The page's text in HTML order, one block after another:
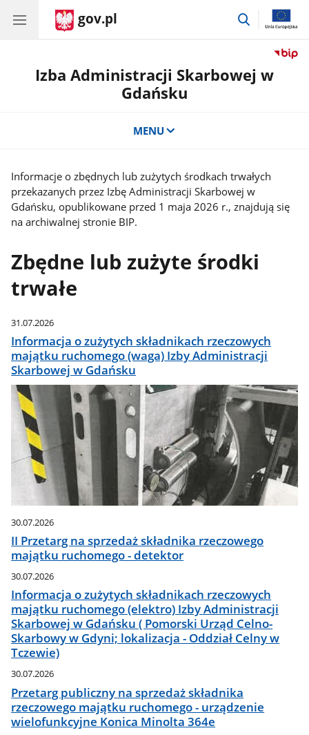
gov.pl
przejdź
Izba Administracji Skarbowej w
Gdańsku
MENU
Informacje o zbędnych lub zużytych środkach trwałych
przekazanych przez Izbę Administracji Skarbowej w
Gdańsku, opublikowane przed 1 maja 2026 r., znajdują się
na archiwalnej stronie BIP.
Zbędne lub zużyte środki
trwałe
31.07.2026
Informacja o zużytych składnikach rzeczowych
majątku ruchomego (waga) Izby Administracji
Skarbowej w Gdańsku
30.07.2026
II Przetarg na sprzedaż składnika rzeczowego
majątku ruchomego - detektor
30.07.2026
Informacja o zużytych składnikach rzeczowych
majątku ruchomego (elektro) Izby Administracji
Skarbowej w Gdańsku ( Pomorski Urząd Celno-
Skarbowy w Gdyni; lokalizacja - Oddział Celny w
Tczewie)
30.07.2026
Przetarg publiczny na sprzedaż składnika
rzeczowego majątku ruchomego - urządzenie
wielofunkcyjne Konica Minolta 364e